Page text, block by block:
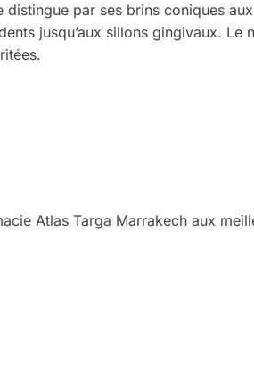
distingue par ses brins coniques
jusqu’aux sillons gingivaux.
Atlas Targa Marrakech aux